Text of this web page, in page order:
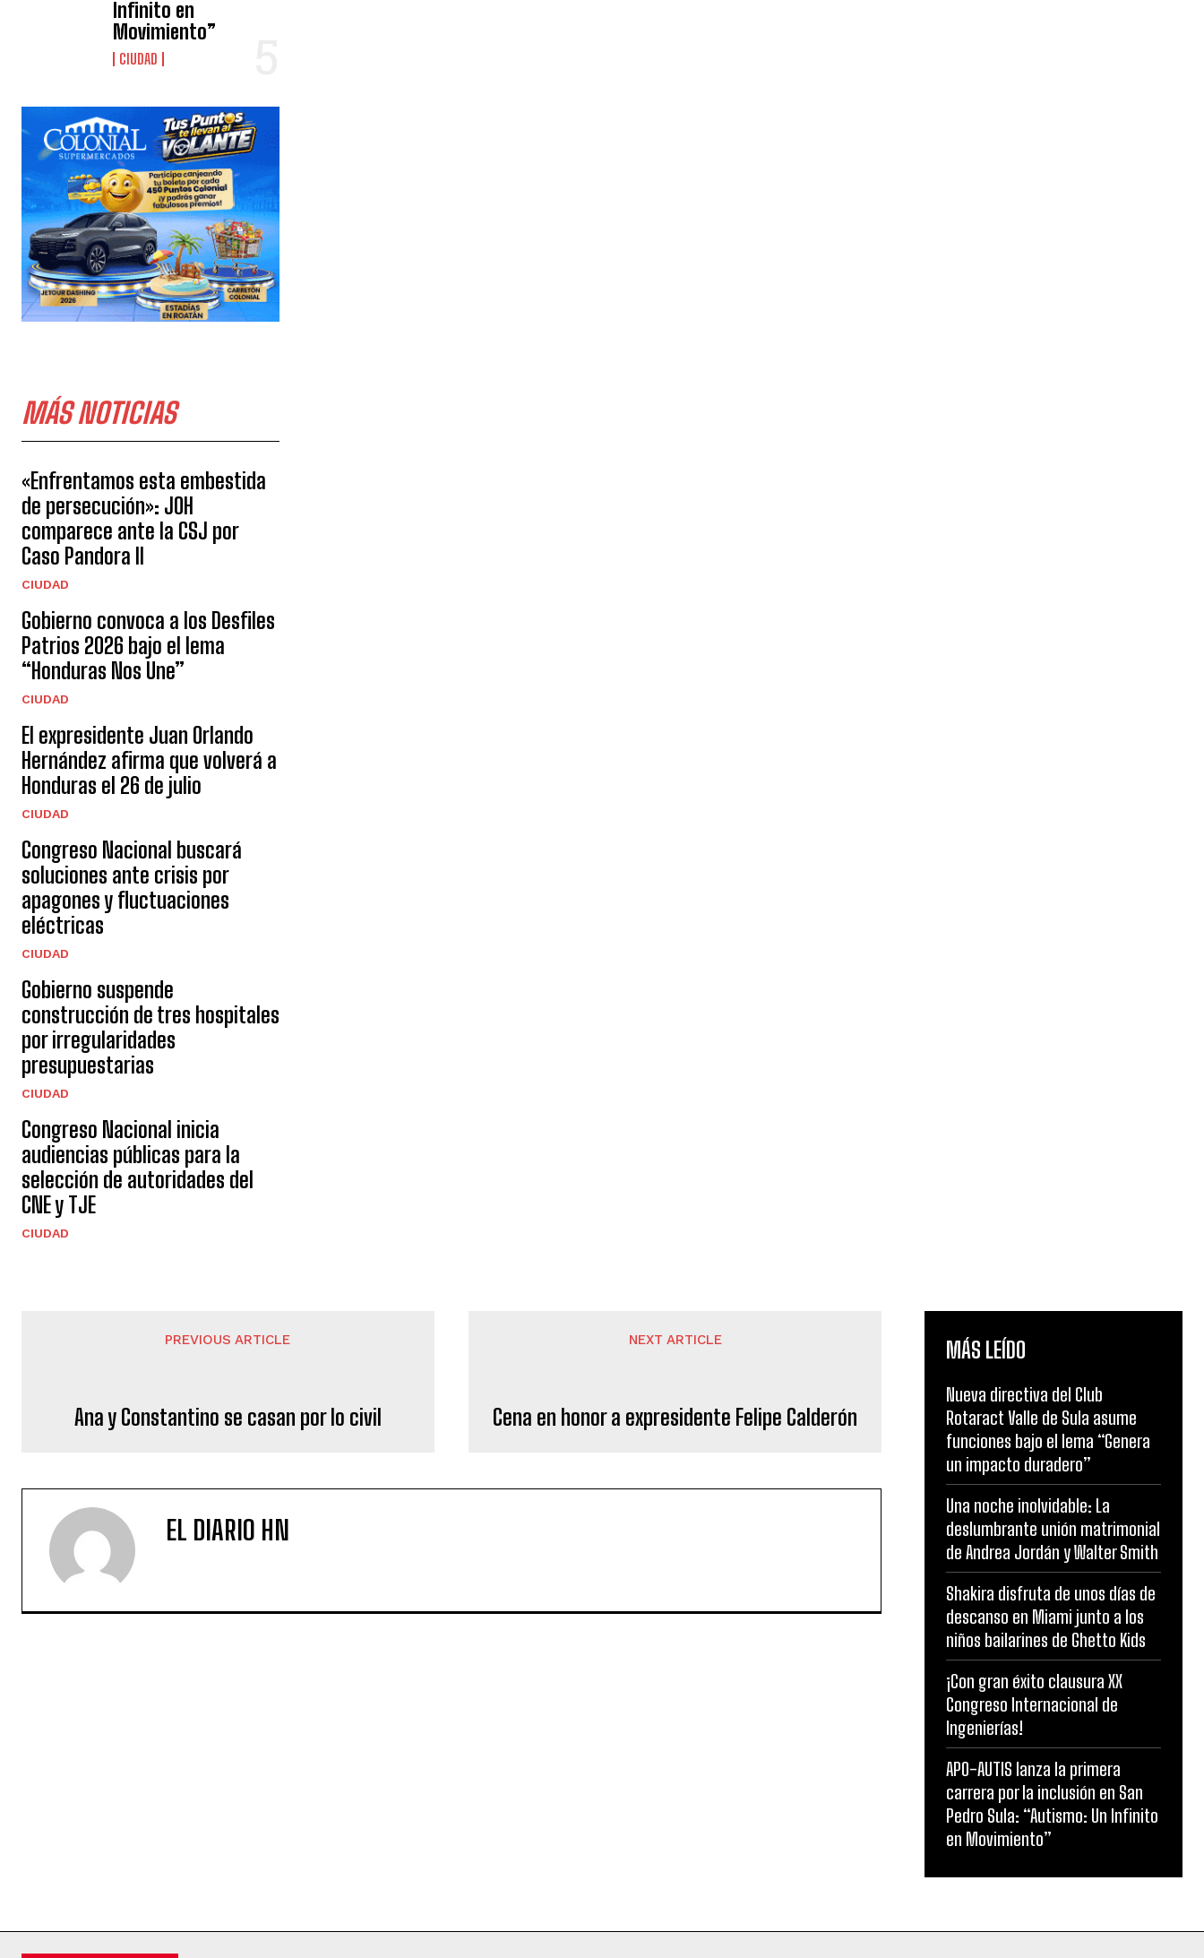
Infinito en
Movimiento”
CIUDAD
MÁS NOTICIAS
«Enfrentamos esta embestida
de persecución»: JOH
comparece ante la CSJ por
Caso Pandora II
CIUDAD
Gobierno convoca a los Desfiles
Patrios 2026 bajo el lema
“Honduras Nos Une”
CIUDAD
El expresidente Juan Orlando
Hernández afirma que volverá a
Honduras el 26 de julio
CIUDAD
Congreso Nacional buscará
soluciones ante crisis por
apagones y fluctuaciones
eléctricas
CIUDAD
Gobierno suspende
construcción de tres hospitales
por irregularidades
presupuestarias
CIUDAD
Congreso Nacional inicia
audiencias públicas para la
selección de autoridades del
CNE y TJE
CIUDAD
PREVIOUS ARTICLE
Ana y Constantino se casan por lo civil
NEXT ARTICLE
Cena en honor a expresidente Felipe Calderón
EL DIARIO HN
MÁS LEÍDO
Nueva directiva del Club
Rotaract Valle de Sula asume
funciones bajo el lema “Genera
un impacto duradero”
Una noche inolvidable: La
deslumbrante unión matrimonial
de Andrea Jordán y Walter Smith
Shakira disfruta de unos días de
descanso en Miami junto a los
niños bailarines de Ghetto Kids
¡Con gran éxito clausura XX
Congreso Internacional de
Ingenierías!
APO-AUTIS lanza la primera
carrera por la inclusión en San
Pedro Sula: “Autismo: Un Infinito
en Movimiento”